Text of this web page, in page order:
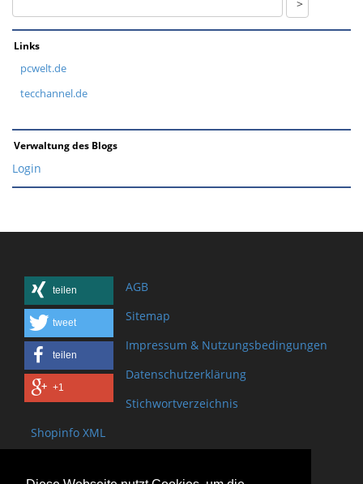
Links
pcwelt.de
tecchannel.de
Verwaltung des Blogs
Login
teilen
tweet
teilen
+1
AGB
Sitemap
Impressum & Nutzungsbedingungen
Datenschutzerklärung
Stichwortverzeichnis
Shopinfo XML